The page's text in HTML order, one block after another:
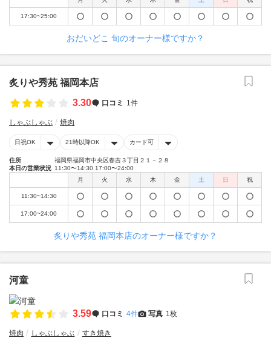
17:30~25:00
おだいどこ 旬のオーナー様ですか？
炙りや秀苑 福岡本店
3.30
口コミ 1件
しゃぶしゃぶ 焼肉
日祝OK 21時以降OK カード可
住所
福岡県福岡市中央区春吉３丁目２１－２８
本日の営業状況 11:30〜14:30 17:00〜24:00
月
火 水 木 金 土 日 祝
11:30~14:30
17:00~24:00
炙りや秀苑 福岡本店のオーナー様ですか？
河童
3.59 口コミ 4件 写真 1枚
焼肉 しゃぶしゃぶ すき焼き